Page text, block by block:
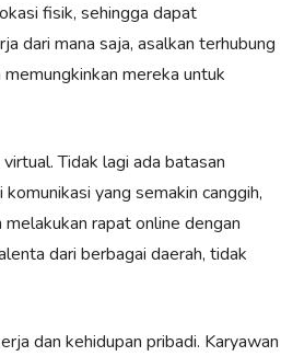
fisik, sehingga dapat
dari mana saja, asalkan terhubung
mereka untuk
Tidak lagi ada batasan
yang semakin canggih,
rapat online dengan
dari berbagai daerah, tidak
dan kehidupan pribadi. Karyawan